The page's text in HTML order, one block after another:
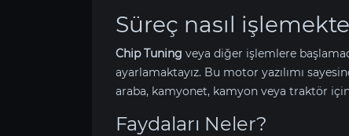
Süreç nasıl
Chip Tuning veya diğer işlemlere
ayarlamaktayız. Bu motor yazılımı
araba, kamyonet, kamyon veya traktör
Faydaları Neler?